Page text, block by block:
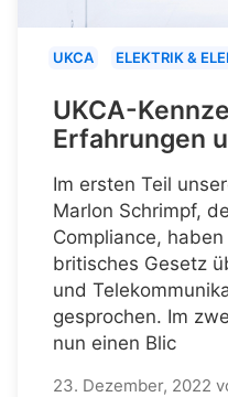
UKCA ELEKTRIK &
UKCA-
Erfahrungen
Im ersten Teil
Marlon Schrimpf,
Compliance,
britisches Gesetz
und
gesprochen. Im
nun einen Blic
23. Dezember, 2022